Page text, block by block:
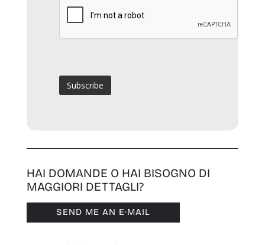
HAI DOMANDE O HAI BISOGNO DI
MAGGIORI DETTAGLI?
SEND ME AN E·MAIL